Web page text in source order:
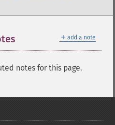
＋ add a note
notes for this page.